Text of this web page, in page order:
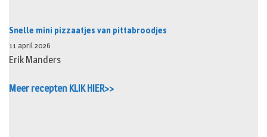
Snelle mini pizzaatjes van pittabroodjes
11 april 2026
Erik Manders
Meer recepten KLIK HIER>>